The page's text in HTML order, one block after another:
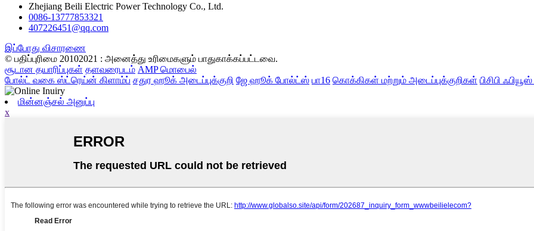
Zhejiang Beili Electric Power Technology Co., Ltd.
0086-13777853321
407226451@qq.com
இப்போது விசாரணை
© பதிப்புரிமை 20102021 : அனைத்து உரிமைகளும் பாதுகாக்கப்பட்டவை.
சூடான தயாரிப்புகள் தளவரைபடம் AMP மொபைல்
போல்ட் வகை ஸ்ட்ரெய்ன் கிளாம்ப் சதுர ஹூக் அடைப்புக்குறி ஜே ஹூக் போல்ட்ஸ் பா16 கொக்கிகள் மற்றும் அடைப்புக்குறிகள் பிசிபி
மின்னஞ்சல் அனுப்பு
x